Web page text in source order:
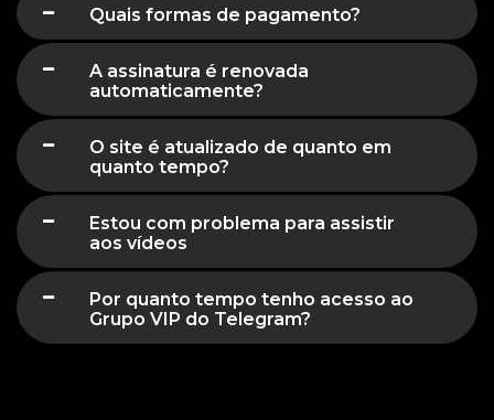
Quais formas de pagamento?
A assinatura é renovada
automaticamente?
O site é atualizado de quanto em
quanto tempo?
Estou com problema para assistir
aos vídeos
Por quanto tempo tenho acesso ao
Grupo VIP do Telegram?